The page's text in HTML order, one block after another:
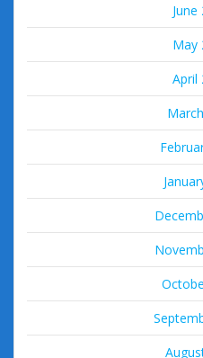
June
May
April